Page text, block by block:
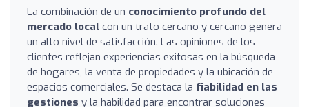
La combinación de un conocimiento profundo del
mercado local con un trato cercano y cercano genera
un alto nivel de satisfacción. Las opiniones de los
clientes reflejan experiencias exitosas en la búsqueda
de hogares, la venta de propiedades y la ubicación de
espacios comerciales. Se destaca la fiabilidad en las
gestiones y la habilidad para encontrar soluciones